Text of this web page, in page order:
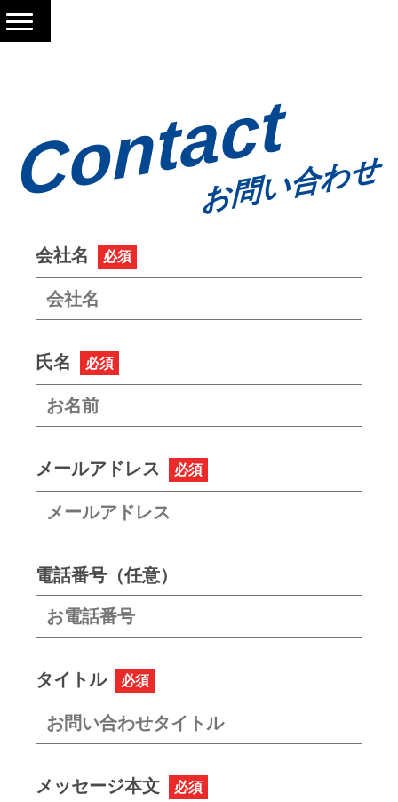
Contactお問い合わせ
会社名 必須
氏名 必須
メールアドレス 必須
電話番号（任意）
タイトル 必須
メッセージ本文 必須